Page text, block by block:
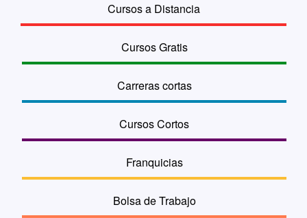
Cursos a Distancia
Cursos Gratis
Carreras cortas
Cursos Cortos
Franquicias
Bolsa de Trabajo